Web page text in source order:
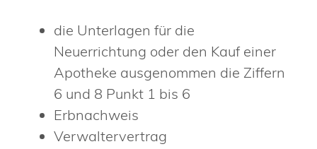
die Unterlagen für die
Neuerrichtung oder den Kauf einer
Apotheke ausgenommen die Ziffern
6 und 8 Punkt 1 bis 6
Erbnachweis
Verwaltervertrag